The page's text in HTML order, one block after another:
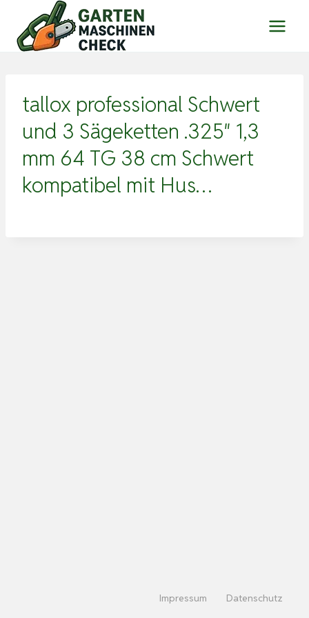
Inhalt
springen
tallox professional Schwert
und 3 Sägeketten .325″ 1,3
mm 64 TG 38 cm Schwert
kompatibel mit Hus…
Impressum Datenschutz